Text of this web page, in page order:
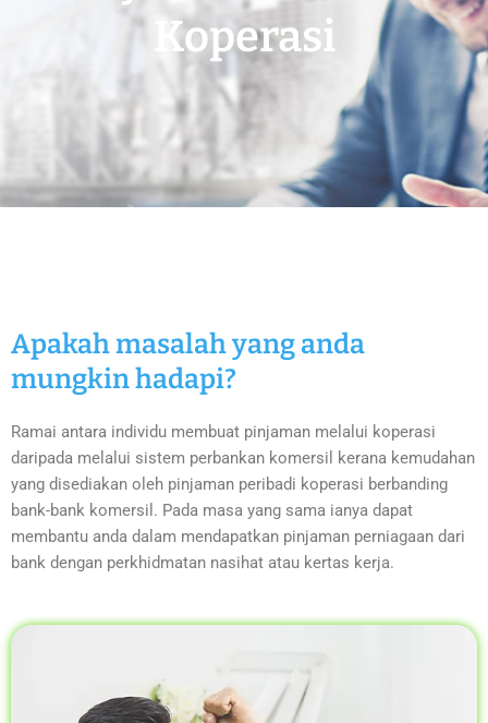
Koperasi
Apakah masalah yang anda
mungkin hadapi?
Ramai antara individu membuat pinjaman melalui koperasi
daripada melalui sistem perbankan komersil kerana kemudahan
yang disediakan oleh pinjaman peribadi koperasi berbanding
bank-bank komersil. Pada masa yang sama ianya dapat
membantu anda dalam mendapatkan pinjaman perniagaan dari
bank dengan perkhidmatan nasihat atau kertas kerja.